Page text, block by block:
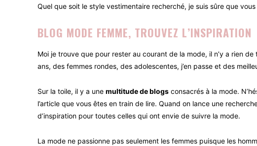
Quel que soit le style vestimentaire recherché, je suis sûre que
BLOG MODE FEMME, TROUVEZ L’INSPIRATION
Moi je trouve que pour rester au courant de la mode, il n’y a rien de
ans, des femmes rondes, des adolescentes, j’en passe et des
Sur la toile, il y a une multitude de blogs consacrés à la mode.
l’article que vous êtes en train de lire. Quand on lance une
d’inspiration pour toutes celles qui ont envie de suivre la mode.
La mode ne passionne pas seulement les femmes puisque les